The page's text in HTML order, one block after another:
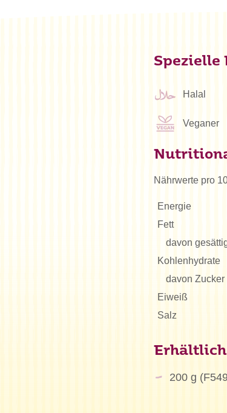
Spezielle
Halal
Veganer
Nährwerte pro
Energie
Fett
davon
Kohlenhydrate
davon Zucker
Eiweiß
Salz
200 g